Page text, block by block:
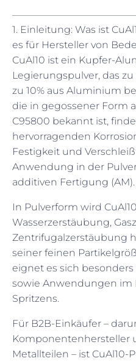
1. Einleitung: Was ist
es für Hersteller von
CuAl10 ist ein Kupfer-
Legierungspulver, das
zu 10% aus Aluminium
die in gegossener Form
C95800 bekannt ist,
hervorragenden
Festigkeit und
Anwendung in der
additiven Fertigung (AM).
In Pulverform wird
Wasserzerstäubung,
Zentrifugalzerstäubung
seiner feinen
eignet es sich besonders
sowie Anwendungen im
Spritzens.
Für B2B-Einkäufer –
Komponentenhersteller
Metallteilen – ist CuAl10-